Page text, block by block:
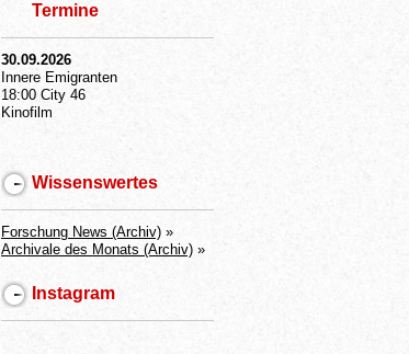
Termine
30.09.2026
Innere Emigranten
18:00 City 46
Kinofilm
Wissenswertes
Forschung News (Archiv) »
Archivale des Monats (Archiv) »
Instagram